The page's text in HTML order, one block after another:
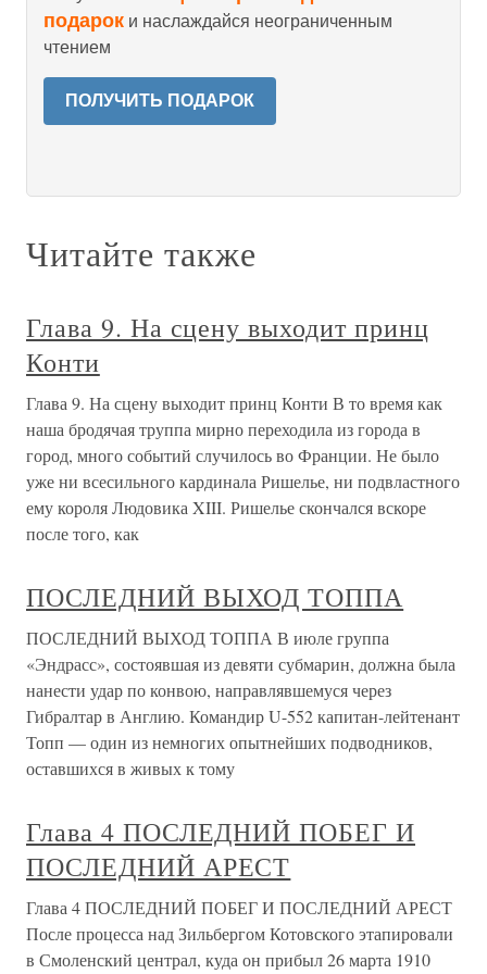
подарок и наслаждайся неограниченным
чтением
ПОЛУЧИТЬ ПОДАРОК
Читайте также
Глава 9. На сцену выходит принц
Конти
Глава 9. На сцену выходит принц Конти В то время как
наша бродячая труппа мирно переходила из города в
город, много событий случилось во Франции. Не было
уже ни всесильного кардинала Ришелье, ни подвластного
ему короля Людовика XIII. Ришелье скончался вскоре
после того, как
ПОСЛЕДНИЙ ВЫХОД ТОППА
ПОСЛЕДНИЙ ВЫХОД ТОППА В июле группа
«Эндрасс», состоявшая из девяти субмарин, должна была
нанести удар по конвою, направлявшемуся через
Гибралтар в Англию. Командир U-552 капитан-лейтенант
Топп — один из немногих опытнейших подводников,
оставшихся в живых к тому
Глава 4 ПОСЛЕДНИЙ ПОБЕГ И
ПОСЛЕДНИЙ АРЕСТ
Глава 4 ПОСЛЕДНИЙ ПОБЕГ И ПОСЛЕДНИЙ АРЕСТ
После процесса над Зильбергом Котовского этапировали
в Смоленский централ, куда он прибыл 26 марта 1910